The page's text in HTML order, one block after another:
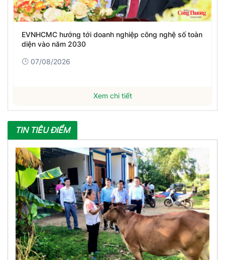
EVNHCMC hướng tới doanh nghiệp công nghệ số toàn
diện vào năm 2030
07/08/2026
Xem chi tiết
TIN TIÊU ĐIỂM